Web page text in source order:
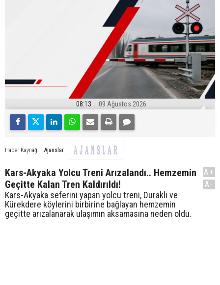
08:13 09 Ağustos 2026
Haber Kaynağı Ajanslar
Kars-Akyaka Yolcu Treni Arızalandı.. Hemzemin
Geçitte Kalan Tren Kaldırıldı!
Kars-Akyaka seferini yapan yolcu treni, Duraklı ve
Kürekdere köylerini birbirine bağlayan hemzemin
geçitte arızalanarak ulaşımın aksamasına neden oldu.
A+
A-